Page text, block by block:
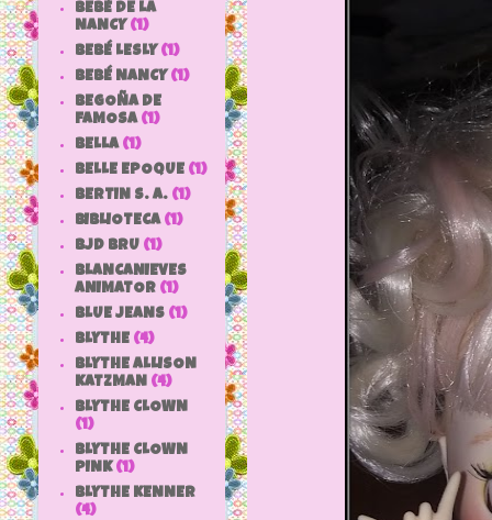
BEBÉ DE LA
NANCY (1)
BEBÉ LESLY (1)
BEBÉ NANCY (1)
BEGOÑA DE
FAMOSA (1)
BELLA (1)
BELLE EPOQUE (1)
BERTIN S. A. (1)
BIBLIOTECA (1)
BJD BRU (1)
BLANCANIEVES
ANIMATOR (1)
BLUE JEANS (1)
BLYTHE (4)
BLYTHE ALLISON
KATZMAN (4)
BLYTHE CLOWN
(1)
BLYTHE CLOWN
PINK (1)
BLYTHE KENNER
(4)